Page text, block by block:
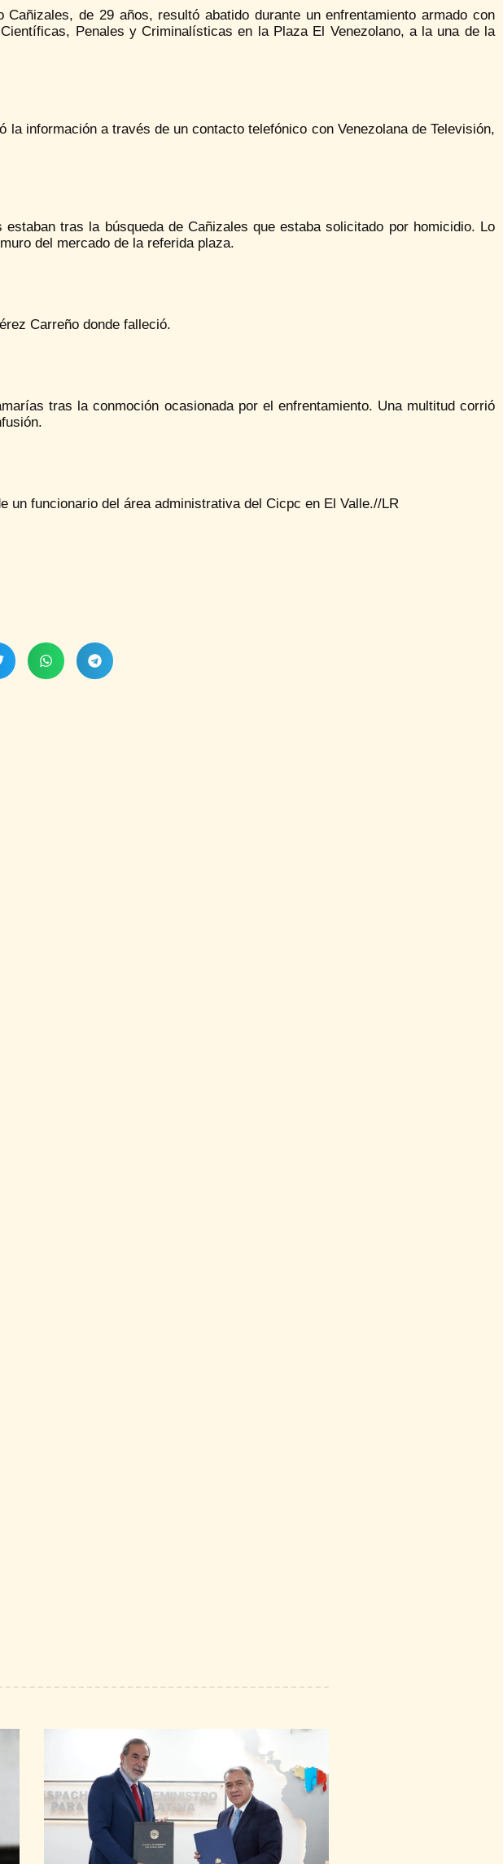
de 29 años, resultó abatido durante un enfrentamiento armado con
Penales y Criminalísticas en la Plaza El Venezolano, a la una de la
información a través de un contacto telefónico con Venezolana de Televisión,
tras la búsqueda de Cañizales que estaba solicitado por homicidio. Lo
del mercado de la referida plaza.
Carreño donde falleció.
tras la conmoción ocasionada por el enfrentamiento. Una multitud corrió
un funcionario del área administrativa del Cicpc en El Valle.//LR